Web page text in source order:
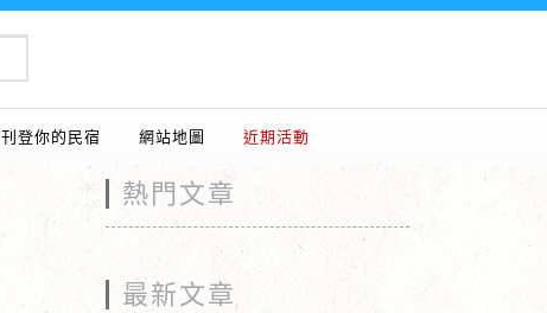
刊登你的民宿 網站地圖 近期活動
熱門文章
最新文章